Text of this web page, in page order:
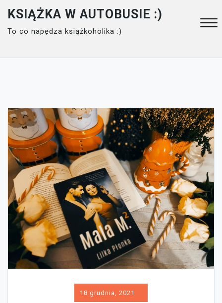
content
KSIĄŻKA W AUTOBUSIE :)
To co napędza książkoholika :)
18 grudnia, 2021